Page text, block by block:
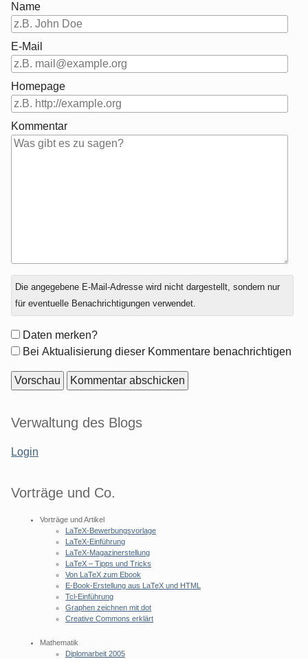
Name
E-Mail
Homepage
Kommentar
Antwort
zu
Die angegebene E-Mail-Adresse wird nicht dargestellt, sondern nur
für eventuelle Benachrichtigungen verwendet.
Formular-
Optionen
Daten merken?
Bei Aktualisierung dieser Kommentare benachrichtigen
Seitenleiste
Verwaltung des Blogs
Login
Vorträge und Co.
Vorträge und Artikel
LaTeX-Bewerbungsvorlage
LaTeX-Einführung
LaTeX-Magazinerstellung
LaTeX – Tipps und Tricks
Von LaTeX zum Ebook
E-Book-Erstellung aus LaTeX und HTML
Tcl-Einführung
Graphen zeichnen mit dot
Creative Commons erklärt
Mathematik
Diplomarbeit 2005